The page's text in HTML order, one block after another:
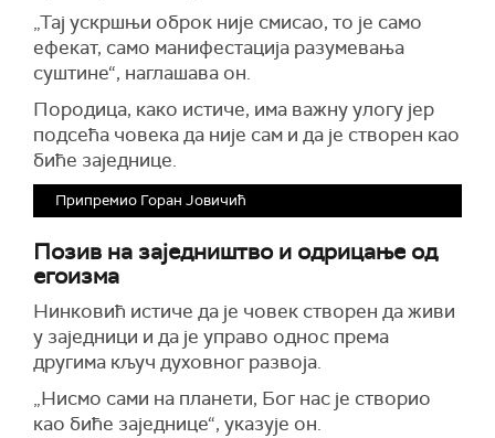
„Тај ускршњи оброк није смисао, то је само
ефекат, само манифестација разумевања
суштине“, наглашава он.
Породица, како истиче, има важну улогу јер
подсећа човека да није сам и да је створен као
биће заједнице.
Припремио Горан Јовичић
Позив на заједништво и одрицање од
егоизма
Нинковић истиче да је човек створен да живи
у заједници и да је управо однос према
другима кључ духовног развоја.
„Нисмо сами на планети, Бог нас је створио
као биће заједнице“, указује он.